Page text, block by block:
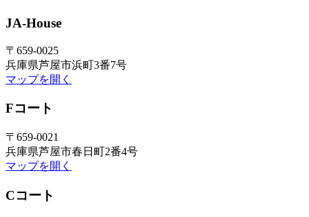
JA-House
〒659-0025
兵庫県芦屋市浜町3番7号
マップを開く
Fコート
〒659-0021
兵庫県芦屋市春日町2番4号
マップを開く
Cコート